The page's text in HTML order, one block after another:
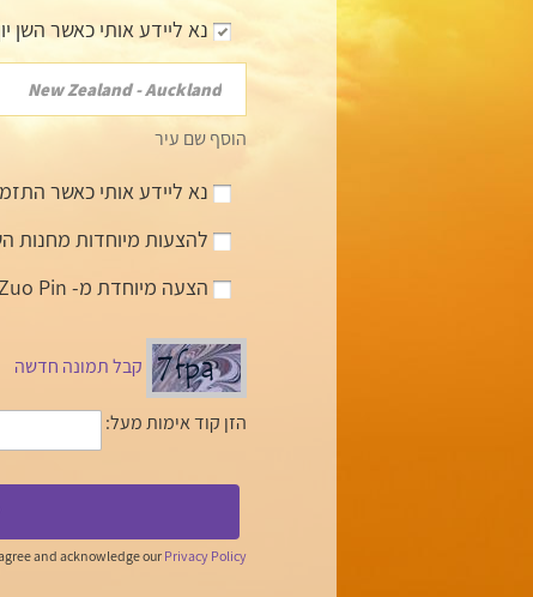
נא ליידע אותי כאשר השן
הוסף שם עיר
נא ליידע אותי כאשר
להצעות מיוחדות מחנות
הצעה מיוחדת מ- Shen Yun Zuo Pin
קבל תמונה חדשה
הזן קוד אימות מעל:
and acknowledge our Privacy Policy